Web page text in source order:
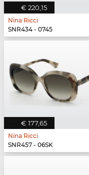
€ 220,15
Nina Ricci
SNR434 - 0745
€ 177,65
Nina Ricci
SNR457 - 06SK